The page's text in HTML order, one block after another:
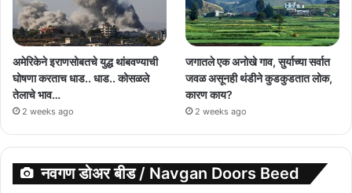
अमेरिकेने इराणसोबतचे युद्ध थांबवण्याची
घोषणा करताच धाड.. धाड.. कोसळले
तेलाचे भाव…
2 weeks ago
जगातले एक अनोखे गाव, सुर्याच्या सर्वात
जवळ असूनही थंडीने कुडकुडतात लोक,
कारण काय?
2 weeks ago
नवगण डोअर बीड / Navgan Doors Beed